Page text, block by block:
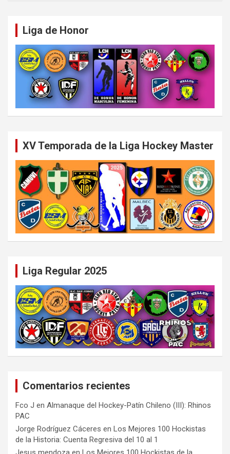
Liga de Honor
XV Temporada de la Liga Hockey Master
Liga Regular 2025
Comentarios recientes
Fco J en Almanaque del Hockey-Patín Chileno (III): Rhinos
PAC
Jorge Rodríguez Cáceres en Los Mejores 100 Hockistas
de la Historia: Cuenta Regresiva del 10 al 1